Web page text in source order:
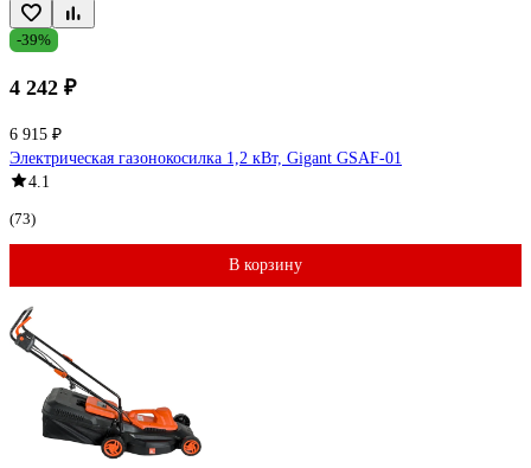
-39%
4 242 ₽
6 915 ₽
Электрическая газонокосилка 1,2 кВт, Gigant GSAF-01
4.1
(73)
В корзину